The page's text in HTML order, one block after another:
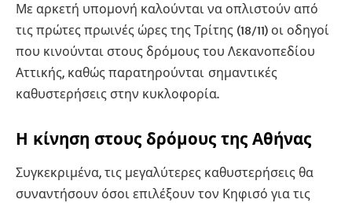
Με αρκετή υπομονή καλούνται να οπλιστούν από
τις πρώτες πρωινές ώρες της Τρίτης (18/11) οι οδηγοί
που κινούνται στους δρόμους του Λεκανοπεδίου
Αττικής, καθώς παρατηρούνται σημαντικές
καθυστερήσεις στην κυκλοφορία.
Η κίνηση στους δρόμους της Αθήνας
Συγκεκριμένα, τις μεγαλύτερες καθυστερήσεις θα
συναντήσουν όσοι επιλέξουν τον Κηφισό για τις